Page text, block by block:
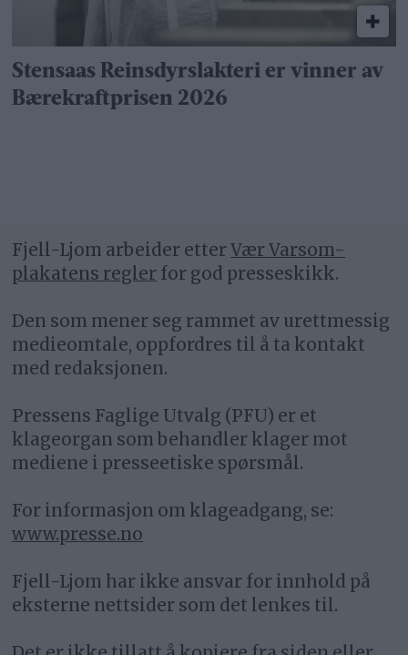
Stensaas Reinsdyrslakteri er vinner av
Bærekraftprisen 2026
Fjell-Ljom arbeider etterVær Varsom-
plakatens regler for god presseskikk.
Den som mener seg rammet av urettmessig
medieomtale, oppfordres til å ta kontakt
med redaksjonen.
Pressens Faglige Utvalg (PFU) er et
klageorgan som behandler klager mot
mediene i presseetiske spørsmål.
For informasjon om klageadgang, se:
www.presse.no
Fjell-Ljom har ikke ansvar for innhold på
eksterne nettsider som det lenkes til.